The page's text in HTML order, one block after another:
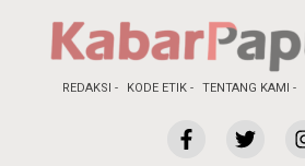
REDAKSI KODE ETIK TENTANG KAMI